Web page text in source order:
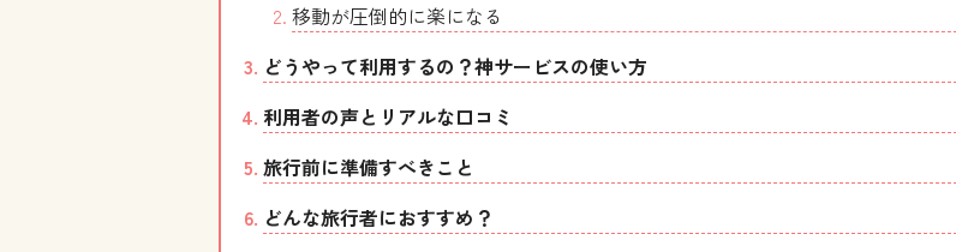
移動が圧倒的に楽になる
どうやって利用するの？神サービスの使い方
利用者の声とリアルな口コミ
旅行前に準備すべきこと
どんな旅行者におすすめ？